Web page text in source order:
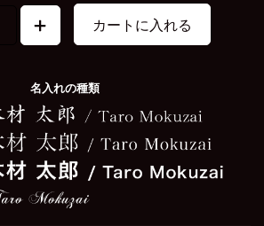
カートに入れる
名入れの種類